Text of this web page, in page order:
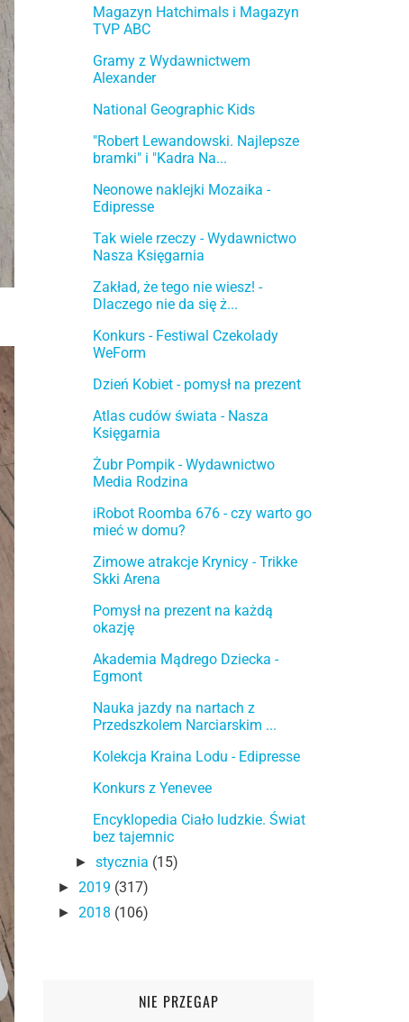
Magazyn Hatchimals i Magazyn
TVP ABC
Gramy z Wydawnictwem
Alexander
National Geographic Kids
"Robert Lewandowski. Najlepsze
bramki" i "Kadra Na...
Neonowe naklejki Mozaika -
Edipresse
Tak wiele rzeczy - Wydawnictwo
Nasza Księgarnia
Zakład, że tego nie wiesz! -
Dlaczego nie da się ż...
Konkurs - Festiwal Czekolady
WeForm
Dzień Kobiet - pomysł na prezent
Atlas cudów świata - Nasza
Księgarnia
Żubr Pompik - Wydawnictwo
Media Rodzina
iRobot Roomba 676 - czy warto go
mieć w domu?
Zimowe atrakcje Krynicy - Trikke
Skki Arena
Pomysł na prezent na każdą
okazję
Akademia Mądrego Dziecka -
Egmont
Nauka jazdy na nartach z
Przedszkolem Narciarskim ...
Kolekcja Kraina Lodu - Edipresse
Konkurs z Yenevee
Encyklopedia Ciało ludzkie. Świat
bez tajemnic
►stycznia (15)
► 2019 (317)
► 2018 (106)
NIE PRZEGAP